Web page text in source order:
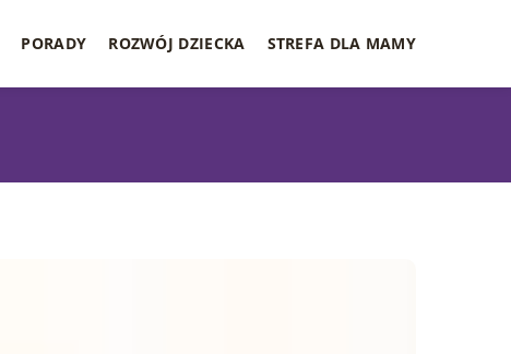
PORADY ROZWÓJ DZIECKA STREFA DLA MAMY